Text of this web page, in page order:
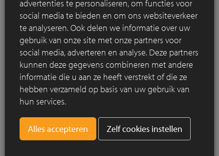
wijze af. Tegelijk kaderen ze het geheel en bieden ze
gefilterde zichten op de rest van het groen. Vervolgens leidt
een pad via een wilde bloemenweide naar een moestuin
waar de bewoners eigen, verse producten kunnen kweken.
Daar is ook een regenwateropvangsysteem aanwezig voor
het duurzaam hergebruik van regenwater in de moestuin.
advertenties te personaliseren, om functies voor
social media te bieden en om ons websiteverkeer
te analyseren. Ook delen we informatie over uw
gebruik van onze site met onze partners voor
social media, adverteren en analyse. Deze partners
kunnen deze gegevens combineren met andere
informatie die u aan ze heeft verstrekt of die ze
hebben verzameld op basis van uw gebruik van
hun services.
Zelf cookies instellen